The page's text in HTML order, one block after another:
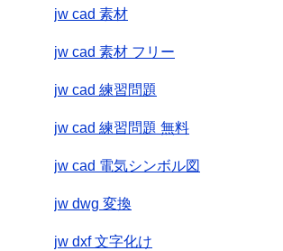
jw cad 素材
jw cad 素材 フリー
jw cad 練習問題
jw cad 練習問題 無料
jw cad 電気シンボル図
jw dwg 変換
jw dxf 文字化け